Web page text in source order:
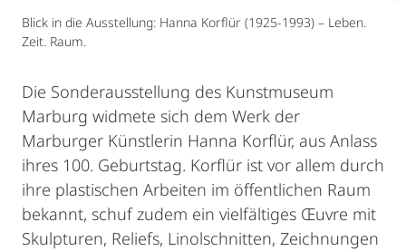
Blick in die Ausstellung: Hanna Korflür (1925-1993) – Leben.
Zeit. Raum.
Die Sonderausstellung des Kunstmuseum
Marburg widmete sich dem Werk der
Marburger Künstlerin Hanna Korflür, aus Anlass
ihres 100. Geburtstag. Korflür ist vor allem durch
ihre plastischen Arbeiten im öffentlichen Raum
bekannt, schuf zudem ein vielfältiges Œuvre mit
Skulpturen, Reliefs, Linolschnitten, Zeichnungen